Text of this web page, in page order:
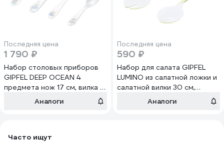
Последняя цена
1 790 ₽
Набор столовых приборов
GIPFEL DEEP OCEAN 4
предмета нож 17 см, вилка 16
см, ложка16 см, чайная ложка
Аналоги
Последняя цена
590 ₽
Набор для салата GIPFEL
LUMINO из салатной ложки и
салатной вилки 30 см,
пластик, зеленый 9484
Аналоги
Часто ищут